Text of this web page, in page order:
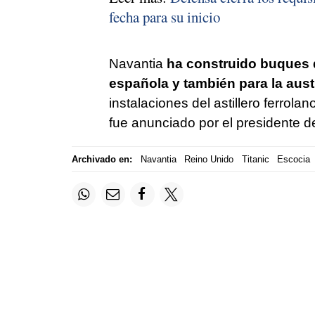
fecha para su inicio
Navantia ha construido buques
española y también para la
instalaciones del astillero
fue anunciado por el presidente
Archivado en: Navantia Reino Unido Titanic Escocia